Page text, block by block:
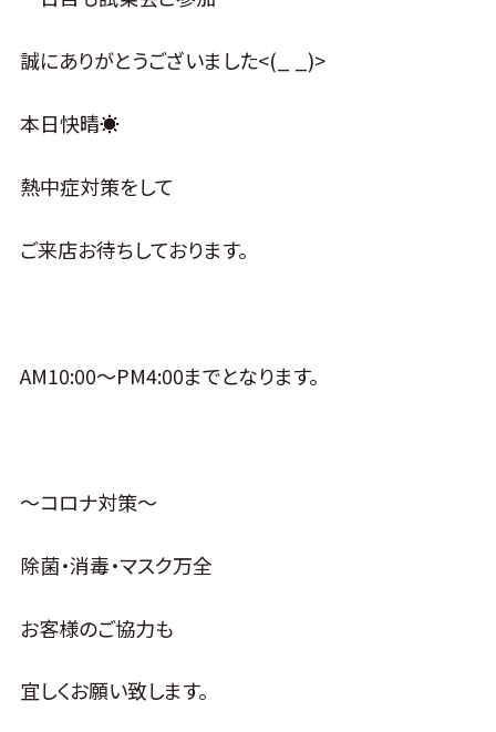
誠にありがとうございました<(_ _)>
本日快晴☀
熱中症対策をして
ご来店お待ちしております。
AM10:00～PM4:00までとなります。
～コロナ対策～
除菌・消毒・マスク万全
お客様のご協力も
宜しくお願い致します。